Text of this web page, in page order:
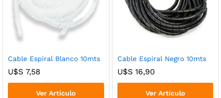
Cable Espiral Blanco 10mts
U$S 7,58
Ver Artículo
Cable Espiral Negro 10mts
U$S16,90
Ver Artículo